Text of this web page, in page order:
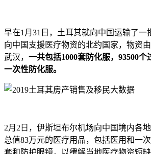
早在1月31日，土耳其就向中国运输了一
向中国支援医疗物资的北约国家，物资
武汉， 一共包括1000套防化服，93500个
一次性防化服。
2月2日，伊斯坦布尔机场向中国境内各
总值83万元的医疗用品，包括医用和一
套和防护眼镜，以缓解当地医疗物资短缺